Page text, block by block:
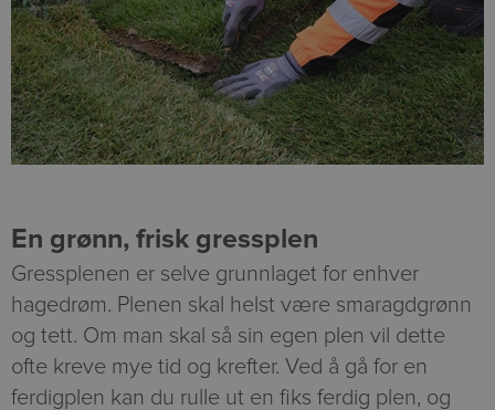
En grønn, frisk gressplen
Gressplenen er selve grunnlaget for enhver
hagedrøm. Plenen skal helst være smaragdgrønn
og tett. Om man skal så sin egen plen vil dette
ofte kreve mye tid og krefter. Ved å gå for en
ferdigplen kan du rulle ut en fiks ferdig plen, og